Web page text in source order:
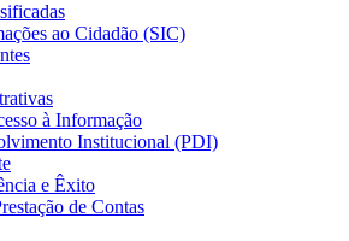
ao Cidadão (SIC)
à Informação
Institucional (PDI)
e Êxito
de Contas